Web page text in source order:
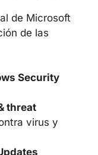
o
de Microsoft
de las